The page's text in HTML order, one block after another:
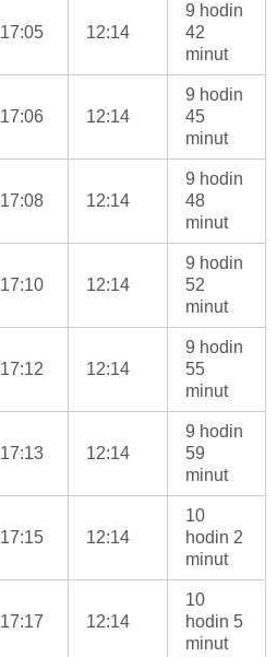
17:05 12:14
9 hodin
42
minut
17:06 12:14
9 hodin
45
minut
17:08 12:14
9 hodin
48
minut
17:10 12:14
9 hodin
52
minut
17:12 12:14
9 hodin
55
minut
17:13 12:14
9 hodin
59
minut
17:15 12:14
10
hodin 2
minut
17:17 12:14
10
hodin 5
minut